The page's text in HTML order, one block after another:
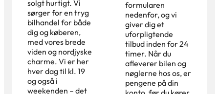
solgt hurtigt. Vi
sørger for en tryg
bilhandel for både
dig og køberen,
med vores brede
viden og nordjyske
charme. Vi er her
hver dag til kl. 19
og også i
weekenden – det
formularen
nedenfor, og vi
giver dig et
uforpligtende
tilbud inden for 24
timer. Når du
afleverer bilen og
nøglerne hos os, er
pengene på din